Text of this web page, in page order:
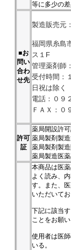
等に多少の
■お
問い
合わ
せ先
製造販売元
福岡県糸島
ス１F
管理薬剤
受付時間：
日祝は除く
電話：０９
ＦＡＸ：０
許可
証
薬局開設許
薬局製剤製造
薬局製剤製
薬局製造医
本商品は医
よく読み、
す。また、
いただいて
下記に該当
ことをお願い
使用者は医
いる。